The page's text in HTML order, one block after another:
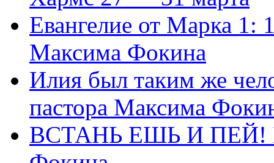
Евангелие от Марка 1:
Максима Фокина
Илия был таким же
пастора Максима
ВСТАНЬ ЕШЬ И ПЕЙ!